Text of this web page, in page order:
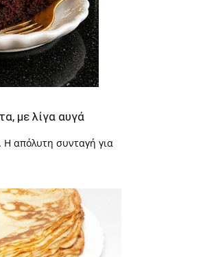
με λίγα αυγά
Η απόλυτη συνταγή για